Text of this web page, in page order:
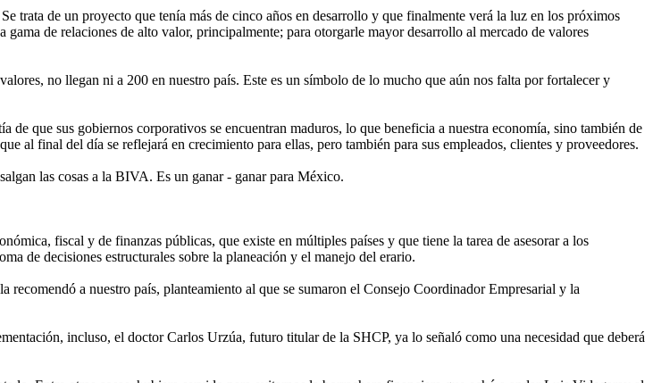
trata de un proyecto que tenía más de cinco años en desarrollo y que finalmente verá la luz en los próximos
de relaciones de alto valor, principalmente; para otorgarle mayor desarrollo al mercado de valores
no llegan ni a 200 en nuestro país. Este es un símbolo de lo mucho que aún nos falta por fortalecer y
que sus gobiernos corporativos se encuentran maduros, lo que beneficia a nuestra economía, sino también de
al final del día se reflejará en crecimiento para ellas, pero también para sus empleados, clientes y proveedores.
las cosas a la BIVA. Es un ganar - ganar para México.
fiscal y de finanzas públicas, que existe en múltiples países y que tiene la tarea de asesorar a los
de decisiones estructurales sobre la planeación y el manejo del erario.
a nuestro país, planteamiento al que se sumaron el Consejo Coordinador Empresarial y la
incluso, el doctor Carlos Urzúa, futuro titular de la SHCP, ya lo señaló como una necesidad que deberá